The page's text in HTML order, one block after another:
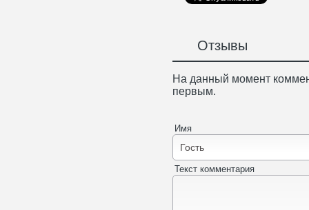
Отзывы
На данный момент
первым.
Имя
Текст комментария